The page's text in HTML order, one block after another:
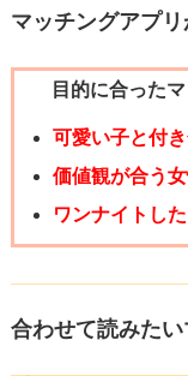
マッチングアプ
目的に合った
可愛い子と付
価値観が合う
ワンナイトし
合わせて読みた